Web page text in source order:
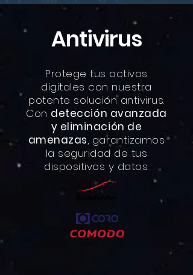
Antivirus
Protege tus activos
digitales con nuestra
potente solución antivirus.
Con detección avanzada
y eliminación de
amenazas, garantizamos
la seguridad de tus
dispositivos y datos.